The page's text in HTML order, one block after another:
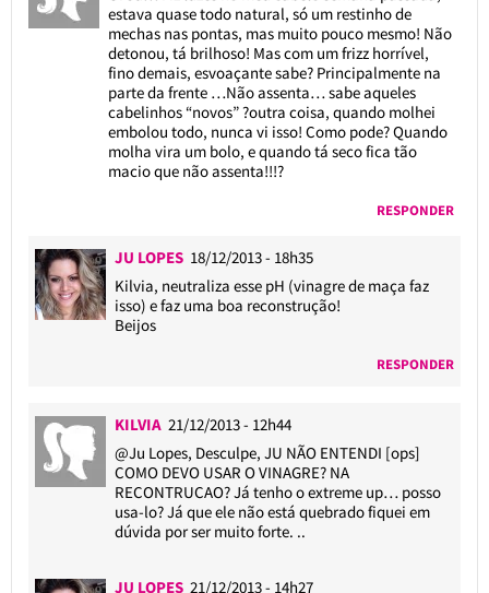
estava quase todo natural, só um restinho de
mechas nas pontas, mas muito pouco mesmo! Não
detonou, tá brilhoso! Mas com um frizz horrível,
fino demais, esvoaçante sabe? Principalmente na
parte da frente …Não assenta… sabe aqueles
cabelinhos “novos” ?outra coisa, quando molhei
embolou todo, nunca vi isso! Como pode? Quando
molha vira um bolo, e quando tá seco fica tão
macio que não assenta!!!?
RESPONDER
JU LOPES 18/12/2013 - 18h35
Kilvia, neutraliza esse pH (vinagre de maça faz
isso) e faz uma boa reconstrução!
Beijos
RESPONDER
KILVIA21/12/2013 - 12h44
@Ju Lopes, Desculpe, JU NÃO ENTENDI [ops]
COMO DEVO USAR O VINAGRE? NA
RECONTRUCAO? Já tenho o extreme up… posso
usa-lo? Já que ele não está quebrado fiquei em
dúvida por ser muito forte. ..
JU LOPES 21/12/2013 - 14h27